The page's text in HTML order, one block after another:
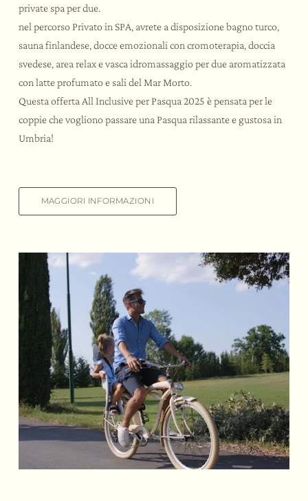
private spa per due.
nel percorso Privato in SPA, avrete a disposizione bagno turco,
sauna finlandese, docce emozionali con cromoterapia, doccia
svedese, area relax e vasca idromassaggio per due aromatizzata
con latte profumato e sali del Mar Morto.
Questa offerta All Inclusive per Pasqua 2025 è pensata per le
coppie che vogliono passare una Pasqua rilassante e gustosa in
Umbria!
MAGGIORI INFORMAZIONI